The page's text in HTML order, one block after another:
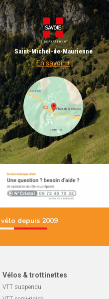
Saint-Michel-de-Maurienne
En savoir +
depuis 2009
Vélos & trottinettes
VTT suspendu